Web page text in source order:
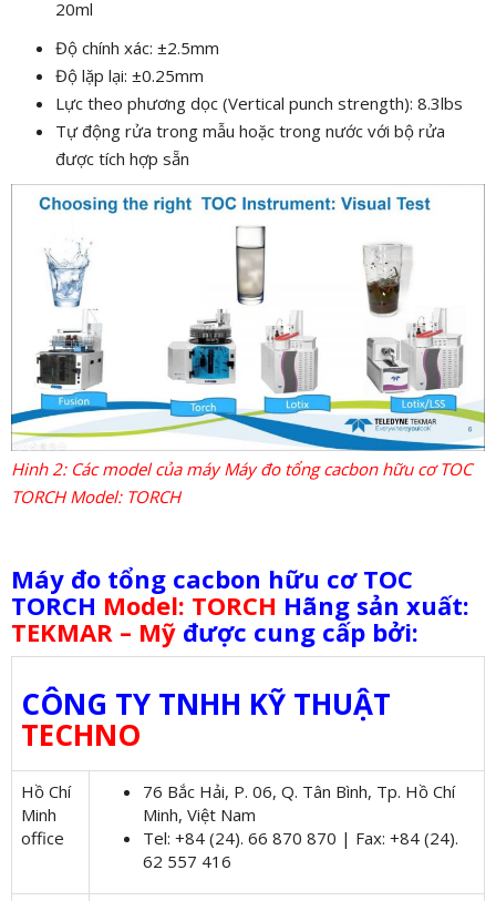
20ml
Độ chính xác: ±2.5mm
Độ lặp lại: ±0.25mm
Lực theo phương dọc (Vertical punch strength): 8.3lbs
Tự động rửa trong mẫu hoặc trong nước với bộ rửa
được tích hợp sẵn
Hinh 2: Các model của máy Máy đo tổng cacbon hữu cơ TOC
TORCH Model: TORCH
Máy đo tổng cacbon hữu cơ TOC
TORCH Model: TORCH Hãng sản xuất:
TEKMAR – Mỹ được cung cấp bởi:
CÔNG TY TNHH KỸ THUẬT
TECHNO
Hồ Chí
Minh
office
76 Bắc Hải, P. 06, Q. Tân Bình, Tp. Hồ Chí
Minh, Việt Nam
Tel: +84 (24). 66 870 870 | Fax: +84 (24).
62 557 416